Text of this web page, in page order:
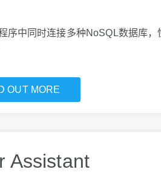
中同时连接多种NoSQL数据库，
OUT MORE
Assistant